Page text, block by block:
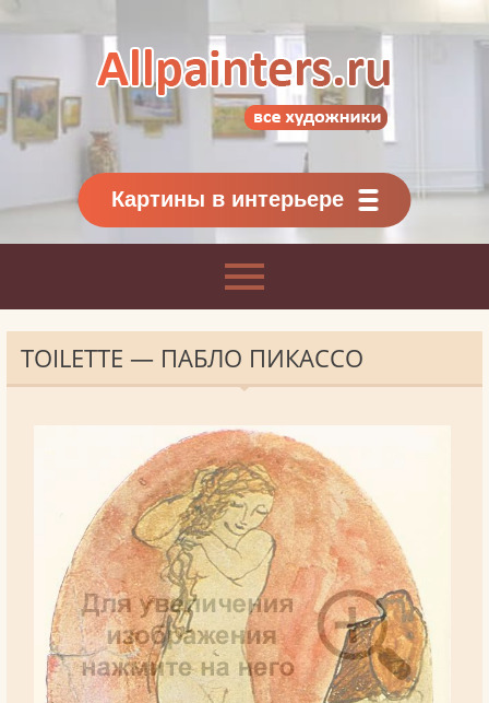
Картины классиков
и современников
Картины в интерьере
TOILETTE — ПАБЛО ПИКАССО